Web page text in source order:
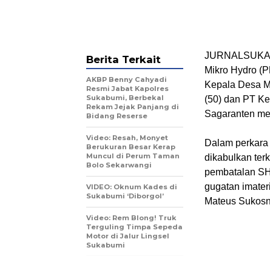
Mikro Hydro
Kepala Desa
(50) dan PT
Sagaranten
Dalam
dikabulkan
pembatalan
gugatan
Mateus
Berita Terkait
AKBP Benny Cahyadi
Resmi Jabat Kapolres
Sukabumi, Berbekal
Rekam Jejak Panjang di
Bidang Reserse
Video: Resah, Monyet
Berukuran Besar Kerap
Muncul di Perum Taman
Bolo Sekarwangi
VIDEO: Oknum Kades di
Sukabumi ‘Diborgol’
Video: Rem Blong! Truk
Terguling Timpa Sepeda
Motor di Jalur Lingsel
Sukabumi